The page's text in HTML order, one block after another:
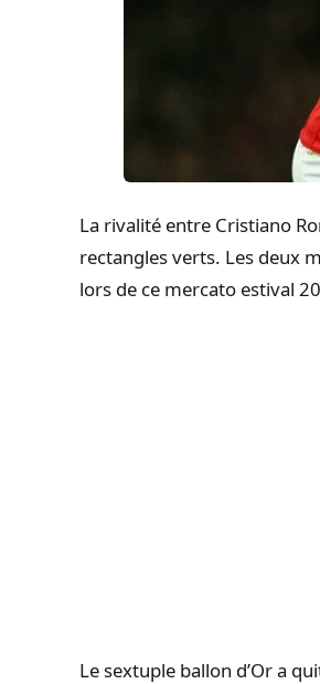
La rivalité entre Cristiano
rectangles verts. Les deux
lors de ce mercato estival
Le sextuple ballon d’Or a